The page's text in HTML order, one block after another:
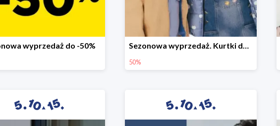
wyprzedaż do -50% Sezonowa wyprzedaż. Kurtki do -50%
50%